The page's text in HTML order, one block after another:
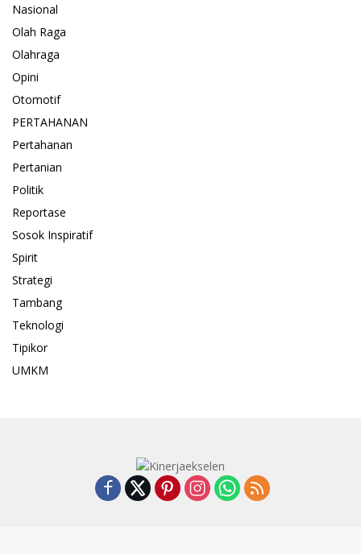
Nasional
Olah Raga
Olahraga
Opini
Otomotif
PERTAHANAN
Pertahanan
Pertanian
Politik
Reportase
Sosok Inspiratif
Spirit
Strategi
Tambang
Teknologi
Tipikor
UMKM